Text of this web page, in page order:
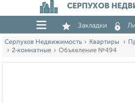
СЕРПУХОВ
Закладки
Серпухов Недвижимость Квартиры
2‑комнатные
Объявление №494